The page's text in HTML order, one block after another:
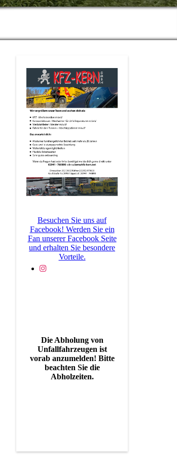
Besuchen Sie uns auf
Facebook! Werden Sie ein
Fan unserer Facebook Seite
und erhalten Sie besondere
Vorteile.
Die Abholung von
Unfallfahrzeugen ist
vorab anzumelden! Bitte
beachten Sie die
Abholzeiten.